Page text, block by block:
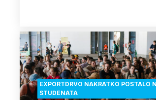
EXPORTDRVO NAKRATKO POSTALO
STUDENATA